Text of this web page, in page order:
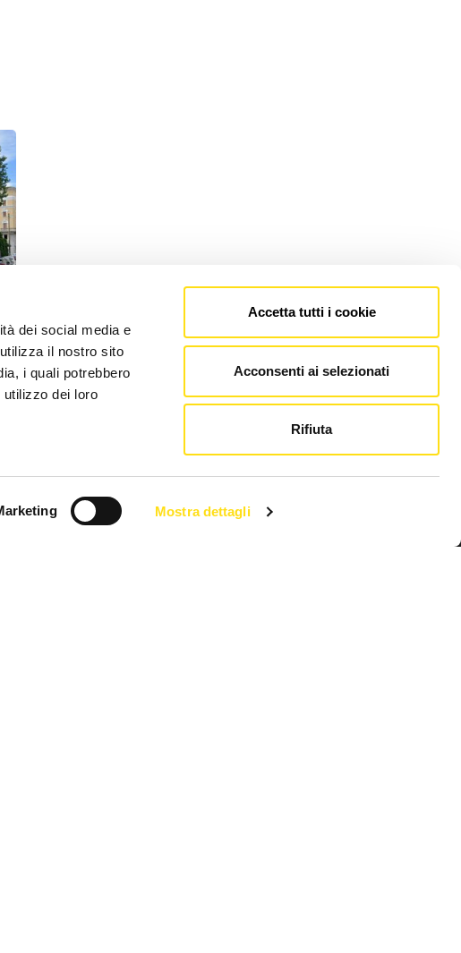
dei social media e
il nostro sito
i quali potrebbero
dei loro
Mostra dettagli
Accetta tutti i cookie
Acconsenti ai selezionati
Rifiuta